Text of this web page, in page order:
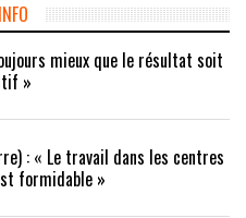
mieux que le résultat soit
»
: « Le travail dans les centres
formidable »